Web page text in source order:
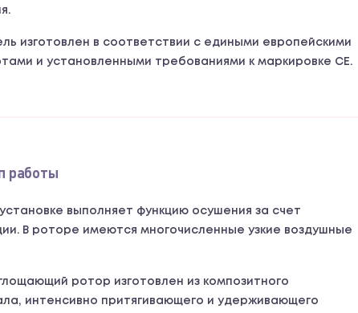
изготовлен в соответствии с едиными европейскими
и установленными требованиями к маркировке CE.
работы
выполняет функцию осушения за счет
В роторе имеются многочисленные узкие воздушные
ротор изготовлен из композитного
интенсивно притягивающего и удерживающего